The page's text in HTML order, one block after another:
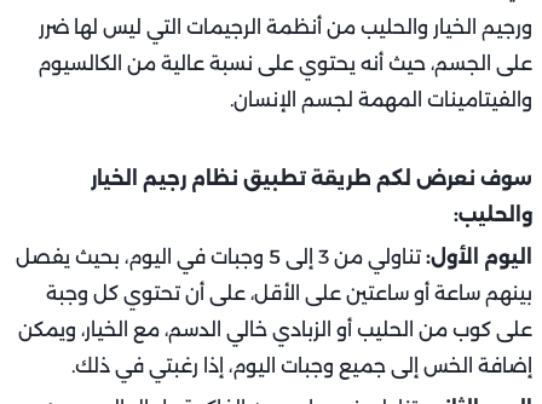
ورجيم الخيار والحليب من أنظمة الرجيمات التي ليس لها ضرر
على الجسم، حيث أنه يحتوي على نسبة عالية من الكالسيوم
والفيتامينات المهمة لجسم الإنسان.
سوف نعرض لكم طريقة تطبيق نظام رجيم الخيار
والحليب:
اليوم الأول:
تناولي من 3 إلى 5 وجبات في اليوم، بحيث يفصل
بينهم ساعة أو ساعتين على الأقل، على أن تحتوي كل وجبة
على كوب من الحليب أو الزبادي خالي الدسم، مع الخيار، ويمكن
إضافة الخس إلى جميع وجبات اليوم، إذا رغبتي في ذلك.